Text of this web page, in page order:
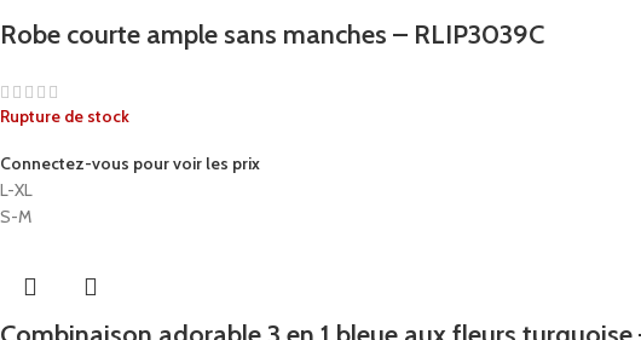
Robe courte ample sans manches – RLIP3039C
Rupture de stock
Connectez-vous pour voir les prix
L-XL
S-M